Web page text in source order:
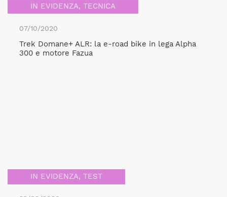
IN EVIDENZA, TECNICA
07/10/2020
Trek Domane+ ALR: la e-road bike in lega Alpha
300 e motore Fazua
IN EVIDENZA, TEST